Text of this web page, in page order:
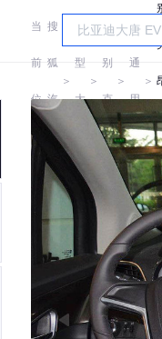
当
前
位
置:
搜
狐
汽
车
＞
车
型
大
＞
别
克
＞
汽
通
用
别
克
＞